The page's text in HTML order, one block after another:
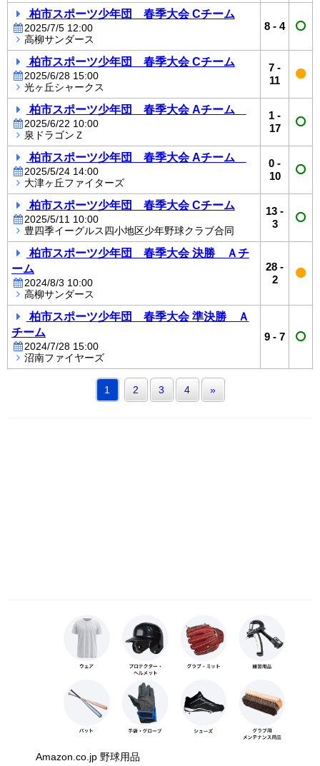
柏市スポーツ少年団 春季大会 Cチーム
2025/7/5 12:00
高柳サンダース
8 - 4
柏市スポーツ少年団 春季大会 Cチーム
2025/6/28 15:00
光ヶ丘シャークス
7 -
11
柏市スポーツ少年団 春季大会 Aチーム
2025/6/22 10:00
泉ドラゴンＺ
1 -
17
柏市スポーツ少年団 春季大会 Aチーム
2025/5/24 14:00
大津ヶ丘ファイターズ
0 -
10
柏市スポーツ少年団 春季大会 Cチーム
2025/5/11 10:00
豊四季イーグルス四小地区少年野球クラブ合同
13 -
3
柏市スポーツ少年団 春季大会 決勝 Ａチ
ーム
2024/8/3 10:00
高柳サンダース
28 -
2
柏市スポーツ少年団 春季大会 準決勝 Ａ
チーム
2024/7/28 15:00
沼南ファイヤーズ
9 - 7
1 2 3 4 »
Amazon.co.jp 野球用品